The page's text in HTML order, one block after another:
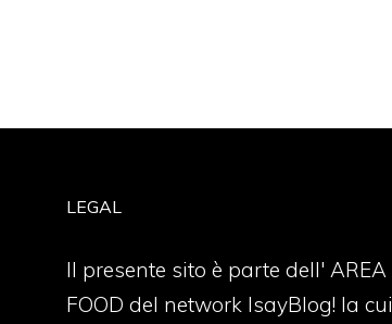
LEGAL
Il presente sito è parte dell' AREA
FOOD del network IsayBlog! la cui